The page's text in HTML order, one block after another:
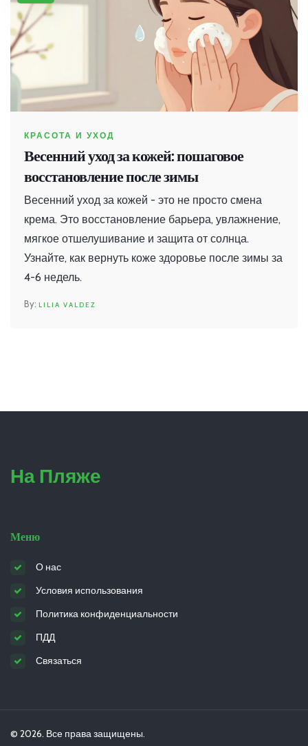
КРАСОТА И УХОД
Весенний уход за кожей: пошаговое
восстановление после зимы
Весенний уход за кожей - это не просто смена
крема. Это восстановление барьера, увлажнение,
мягкое отшелушивание и защита от солнца.
Узнайте, как вернуть коже здоровье после зимы за
4-6 недель.
LILIA VALDEZ
На Пляже
Меню
О нас
Условия использования
Политика конфиденциальности
ПДД
Связаться
© 2026. Все права защищены.